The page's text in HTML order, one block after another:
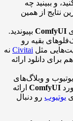
و ببینید چه
نتایج از همین
ComfyUI بپیوندید.
بقیه رو
مثل Civitai نه
برای دانلود ارائه
و وبلاگ‌های
ComfyUI ارائه
یوتیوب رو دنبال